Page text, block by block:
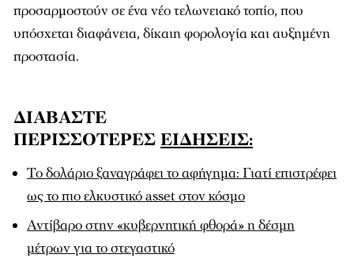
προσαρμοστούν σε ένα νέο τελωνειακό τοπίο, που
υπόσχεται διαφάνεια, δίκαιη φορολογία και αυξημένη
προστασία.
ΔΙΑΒΑΣΤΕ
ΠΕΡΙΣΣΟΤΕΡΕΣ ΕΙΔΗΣΕΙΣ:
Το δολάριο ξαναγράφει το αφήγημα: Γιατί επιστρέφει
ως το πιο ελκυστικό asset στον κόσμο
Αντίβαρο στην «κυβερνητική φθορά» η δέσμη
μέτρων για το στεγαστικό